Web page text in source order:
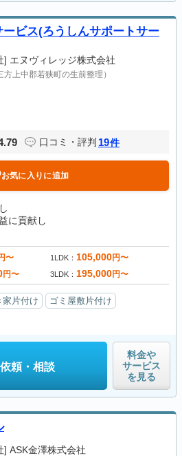
ビス(ろうしんサポートサー
] エヌヴィレッジ株式会社
方上中郡若狭町の生前整理）
口コミ・評判 19件
お気に入りに追加
に貢献し
〜 1LDK 105,000円〜
円〜 3LDK 195,000円〜
家片付け
ゴミ屋敷片付け
頼・相談
料金や
サービス
を見る
] ASK金澤株式会社